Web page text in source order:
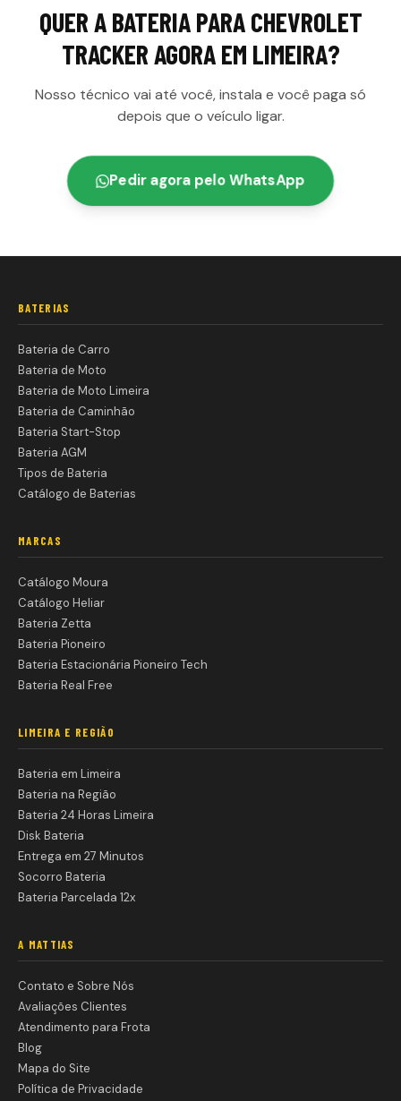
QUER ABATERIA PARA CHEVROLET
TRACKERAGORA EM LIMEIRA?
Nosso técnico vai até você, instala e você paga só
depois que o veículo ligar.
Pedir agora pelo WhatsApp
BATERIAS
Bateria de Carro
Bateria de Moto
Bateria de Moto Limeira
Bateria de Caminhão
Bateria Start-Stop
Bateria AGM
Tipos de Bateria
Catálogo de Baterias
MARCAS
Catálogo Moura
Catálogo Heliar
Bateria Zetta
Bateria Pioneiro
Bateria Estacionária Pioneiro Tech
Bateria Real Free
LIMEIRA E REGIÃO
Bateria em Limeira
Bateria na Região
Bateria 24 Horas Limeira
Disk Bateria
Entrega em 27 Minutos
Socorro Bateria
Bateria Parcelada 12x
A MATTIAS
Contato e Sobre Nós
Avaliações Clientes
Atendimento para Frota
Blog
Mapa do Site
Política de Privacidade